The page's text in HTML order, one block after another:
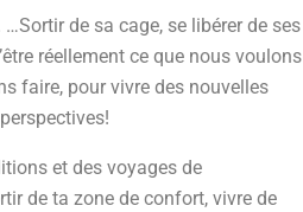
de sa cage, se libérer de ses
réellement ce que nous voulons
faire, pour vivre des nouvelles
et des voyages de
de ta zone de confort, vivre de